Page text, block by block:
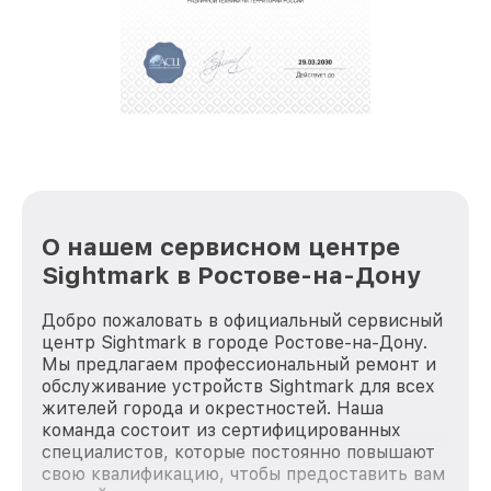
полной сохранности и бесплатно.
положительные отзывы и обрели отличную
репутацию. Мы постоянно совершенствуемся и
О нашем сервисном центре
Sightmark в Ростове-на-Дону
Добро пожаловать в официальный сервисный
центр Sightmark в городе Ростове-на-Дону.
Мы предлагаем профессиональный ремонт и
обслуживание устройств Sightmark для всех
жителей города и окрестностей. Наша
команда состоит из сертифицированных
специалистов, которые постоянно повышают
свою квалификацию, чтобы предоставить вам